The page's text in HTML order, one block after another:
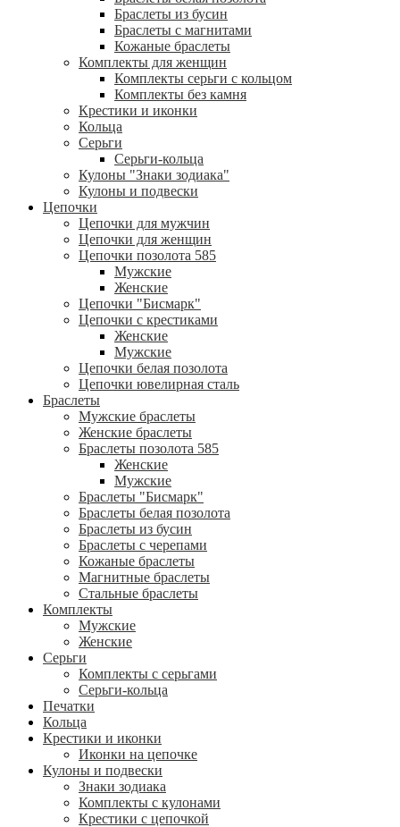
Браслеты из бусин
Браслеты с магнитами
Кожаные браслеты
Комплекты для женщин
Комплекты серьги с кольцом
Комплекты без камня
Крестики и иконки
Кольца
Серьги
Серьги-кольца
Кулоны "Знаки зодиака"
Кулоны и подвески
Цепочки
Цепочки для мужчин
Цепочки для женщин
Цепочки позолота 585
Мужские
Женские
Цепочки "Бисмарк"
Цепочки с крестиками
Женские
Мужские
Цепочки белая позолота
Цепочки ювелирная сталь
Браслеты
Мужские браслеты
Женские браслеты
Браслеты позолота 585
Женские
Мужские
Браслеты "Бисмарк"
Браслеты белая позолота
Браслеты из бусин
Браслеты с черепами
Кожаные браслеты
Магнитные браслеты
Стальные браслеты
Комплекты
Мужские
Женские
Серьги
Комплекты с серьгами
Серьги-кольца
Печатки
Кольца
Крестики и иконки
Иконки на цепочке
Кулоны и подвески
Знаки зодиака
Комплекты с кулонами
Крестики с цепочкой